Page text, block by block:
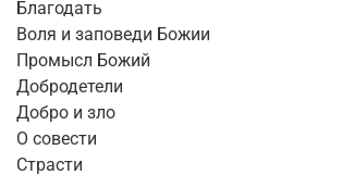
Благодать
Воля и заповеди Божии
Промысл Божий
Добродетели
Добро и зло
О совести
Страсти